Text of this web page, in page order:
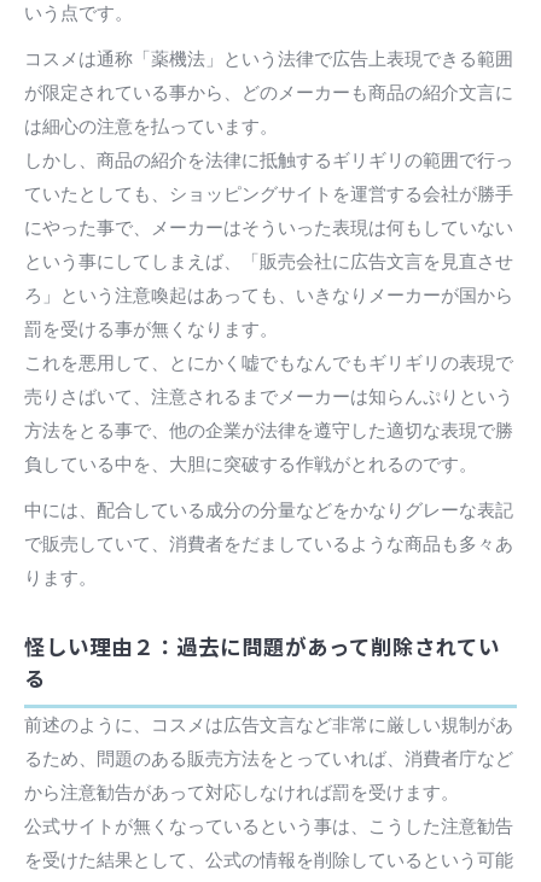
いう点です。
コスメは通称「薬機法」という法律で広告上表現できる範囲
が限定されている事から、どのメーカーも商品の紹介文言に
は細心の注意を払っています。
しかし、商品の紹介を法律に抵触するギリギリの範囲で行っ
ていたとしても、ショッピングサイトを運営する会社が勝手
にやった事で、メーカーはそういった表現は何もしていない
という事にしてしまえば、「販売会社に広告文言を見直させ
ろ」という注意喚起はあっても、いきなりメーカーが国から
罰を受ける事が無くなります。
これを悪用して、とにかく嘘でもなんでもギリギリの表現で
売りさばいて、注意されるまでメーカーは知らんぷりという
方法をとる事で、他の企業が法律を遵守した適切な表現で勝
負している中を、大胆に突破する作戦がとれるのです。
中には、配合している成分の分量などをかなりグレーな表記
で販売していて、消費者をだましているような商品も多々あ
ります。
怪しい理由２：過去に問題があって削除されてい
る
前述のように、コスメは広告文言など非常に厳しい規制があ
るため、問題のある販売方法をとっていれば、消費者庁など
から注意勧告があって対応しなければ罰を受けます。
公式サイトが無くなっているという事は、こうした注意勧告
を受けた結果として、公式の情報を削除しているという可能